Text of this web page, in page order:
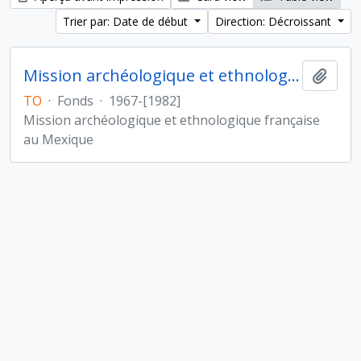
Trier par: Date de début
Direction: Décroissant
Mission archéologique et ethnologique française au Mexique
TO · Fonds · 1967-[1982]
Mission archéologique et ethnologique française
au Mexique